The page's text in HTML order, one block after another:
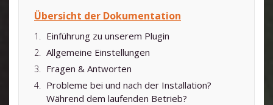
Übersicht der Dokumentation
Einführung zu unserem Plugin
Allgemeine Einstellungen
Fragen & Antworten
Probleme bei und nach der Installation?
Während dem laufenden Betrieb?